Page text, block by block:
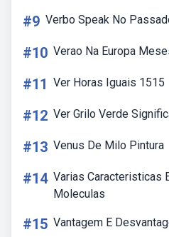
#9 Verbo Speak No
#10 Verao Na Europa
#11 Ver Horas Iguais 1515
#12 Ver Grilo Verde
#13 Venus De Milo Pintura
#14 Varias Caracteristicas
Moleculas
#15 Vantagem E